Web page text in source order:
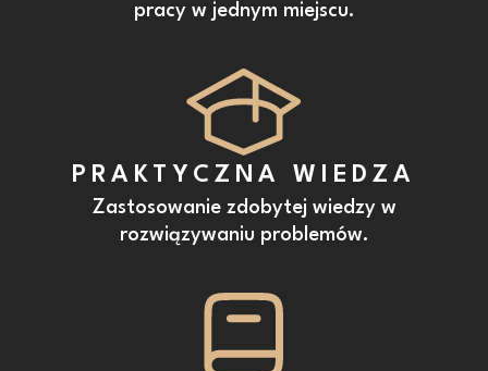
pracy w jednym miejscu.
PRAKTYCZNA WIEDZA
Zastosowanie zdobytej wiedzy w
rozwiązywaniu problemów.